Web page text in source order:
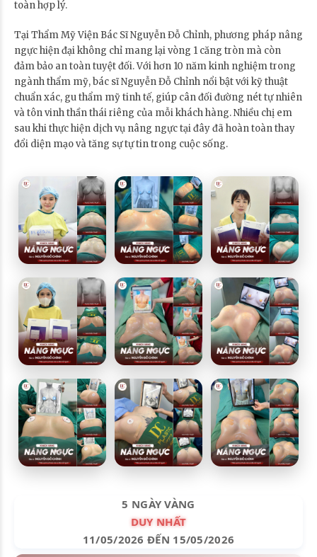
toàn hợp lý.
Tại Thẩm Mỹ Viện Bác Sĩ Nguyễn Đỗ Chỉnh, phương pháp nâng
ngực hiện đại không chỉ mang lại vòng 1 căng tròn mà còn
đảm bảo an toàn tuyệt đối. Với hơn 10 năm kinh nghiệm trong
ngành thẩm mỹ, bác sĩ Nguyễn Đỗ Chỉnh nổi bật với kỹ thuật
chuẩn xác, gu thẩm mỹ tinh tế, giúp cân đối đường nét tự nhiên
và tôn vinh thần thái riêng của mỗi khách hàng. Nhiều chị em
sau khi thực hiện dịch vụ nâng ngực tại đây đã hoàn toàn thay
đổi diện mạo và tăng sự tự tin trong cuộc sống.
5 NGÀY VÀNG
DUY NHẤT
11/05/2026 ĐẾN 15/05/2026